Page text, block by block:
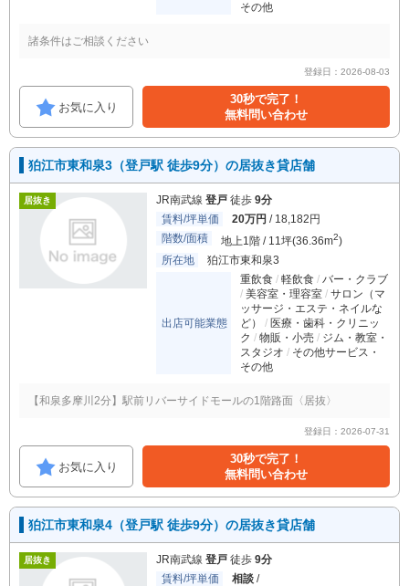
その他
諸条件はご相談ください
登録日：2026-08-03
お気に入り
30秒で完了！
無料問い合わせ
狛江市東和泉3（登戸駅 徒歩9分）の居抜き貸店舗
居抜き JR南武線 登戸 徒歩 9分
賃料/坪単価
20万円 / 18,182円
階数/面積
地上1階 / 11坪(36.36m2)
所在地
狛江市東和泉3
出店可能業態
重飲食 軽飲食
バー・クラブ
美容室・理容室
サロン（マ
ッサージ・エステ・ネイルな
ど）
医療・歯科・クリニッ
ク
物販・小売
ジム・教室・
スタジオ
その他サービス・
その他
【和泉多摩川2分】駅前リバーサイドモールの1階路面〈居抜〉
登録日：2026-07-31
お気に入り
30秒で完了！
無料問い合わせ
狛江市東和泉4（登戸駅 徒歩9分）の居抜き貸店舗
居抜き JR南武線 登戸 徒歩 9分
賃料/坪単価
相談 /